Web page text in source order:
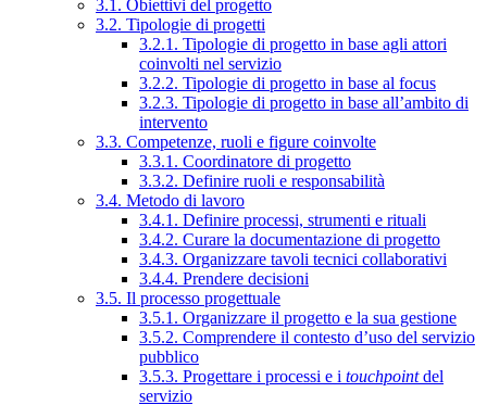
3.1. Obiettivi del progetto
3.2. Tipologie di progetti
3.2.1. Tipologie di progetto in base agli attori
coinvolti nel servizio
3.2.2. Tipologie di progetto in base al focus
3.2.3. Tipologie di progetto in base all’ambito di
intervento
3.3. Competenze, ruoli e figure coinvolte
3.3.1. Coordinatore di progetto
3.3.2. Definire ruoli e responsabilità
3.4. Metodo di lavoro
3.4.1. Definire processi, strumenti e rituali
3.4.2. Curare la documentazione di progetto
3.4.3. Organizzare tavoli tecnici collaborativi
3.4.4. Prendere decisioni
3.5. Il processo progettuale
3.5.1. Organizzare il progetto e la sua gestione
3.5.2. Comprendere il contesto d’uso del servizio
pubblico
3.5.3. Progettare i processi e i touchpointdel
servizio